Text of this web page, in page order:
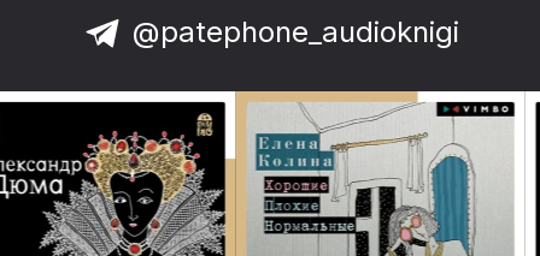
@patephone_audioknigi